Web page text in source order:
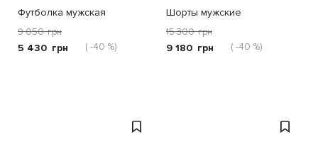
Футболка мужская
9 050 грн
5 430 грн ( -40 %)
Шорты мужские
15 300 грн
9 180 грн ( -40 %)